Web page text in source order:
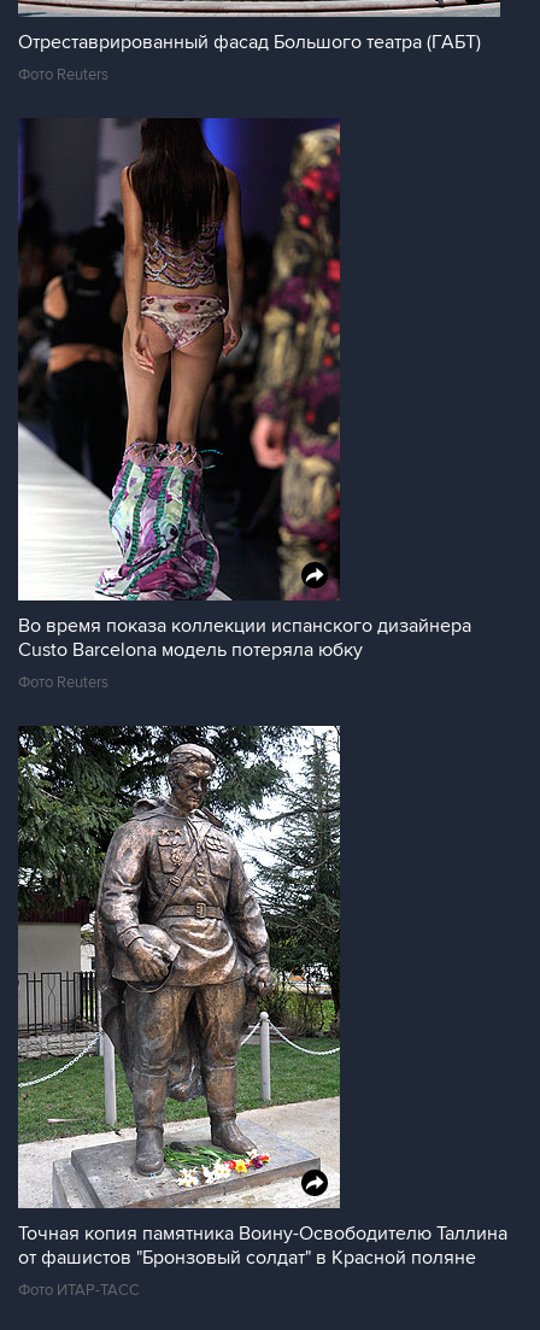
Отреставрированный фасад Большого театра (ГАБТ)
Фото Reuters
Во время показа коллекции испанского дизайнера
Custo Barcelona модель потеряла юбку
Фото Reuters
Точная копия памятника Воину-Освободителю Таллина
от фашистов "Бронзовый солдат" в Красной поляне
Фото ИТАР-ТАСС